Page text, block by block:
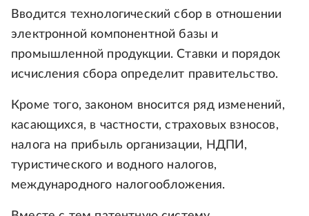
Вводится технологический сбор в отношении
электронной компонентной базы и
промышленной продукции. Ставки и порядок
исчисления сбора определит правительство.
Кроме того, законом вносится ряд изменений,
касающихся, в частности, страховых взносов,
налога на прибыль организации, НДПИ,
туристического и водного налогов,
международного налогообложения.